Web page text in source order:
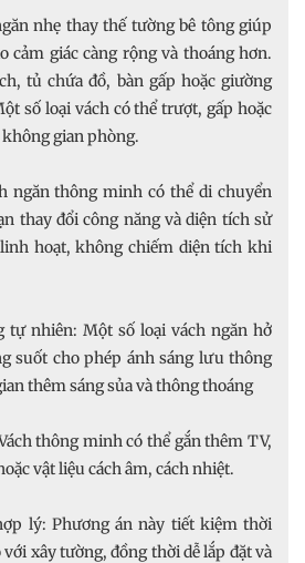
nhẹ thay thế tường bê tông giúp
cảm giác càng rộng và thoáng hơn.
tủ chứa đồ, bàn gấp hoặc giường
số loại vách có thể trượt, gấp hoặc
không gian phòng.
ngăn thông minh có thể di chuyển
thay đổi công năng và diện tích sử
hoạt, không chiếm diện tích khi
tự nhiên: Một số loại vách ngăn hở
suốt cho phép ánh sáng lưu thông
thêm sáng sủa và thông thoáng
thông minh có thể gắn thêm TV,
vật liệu cách âm, cách nhiệt.
lý: Phương án này tiết kiệm thời
xây tường, đồng thời dễ lắp đặt và